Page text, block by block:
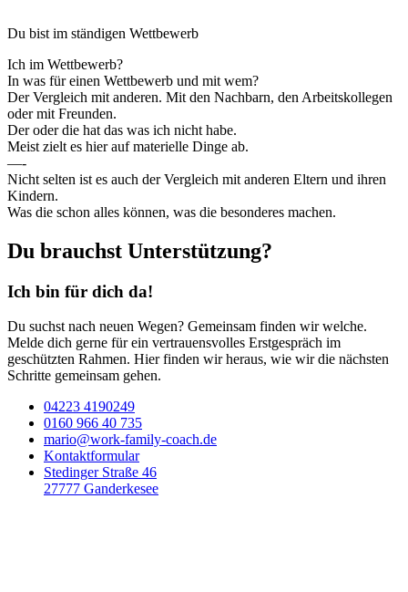
Du bist im ständigen Wettbewerb
Ich im Wettbewerb?
In was für einen Wettbewerb und mit wem?
Der Vergleich mit anderen. Mit den Nachbarn, den Arbeitskollegen
oder mit Freunden.
Der oder die hat das was ich nicht habe.
Meist zielt es hier auf materielle Dinge ab.
—-
Nicht selten ist es auch der Vergleich mit anderen Eltern und ihren
Kindern.
Was die schon alles können, was die besonderes machen.
Du brauchst Unterstützung?
Ich bin für dich da!
Du suchst nach neuen Wegen? Gemeinsam finden wir welche.
Melde dich gerne für ein vertrauensvolles Erstgespräch im
geschützten Rahmen. Hier finden wir heraus, wie wir die nächsten
Schritte gemeinsam gehen.
04223 4190249
0160 966 40 735
mario@work-family-coach.de
Kontaktformular
Stedinger Straße 46
27777 Ganderkesee